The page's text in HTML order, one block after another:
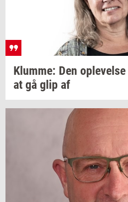
Klum­me: Den op­le­vel­se
at gå glip af